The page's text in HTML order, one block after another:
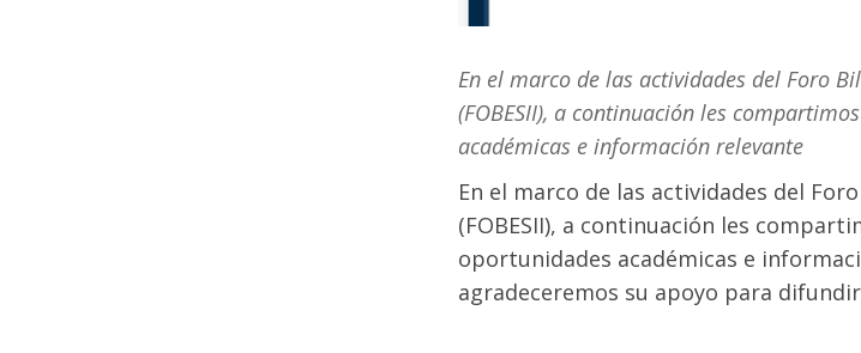
En el marco de las actividades del Foro
(FOBESII), a continuación les
académicas e información relevante
En el marco de las actividades del
(FOBESII), a continuación les
oportunidades académicas e
agradeceremos su apoyo para